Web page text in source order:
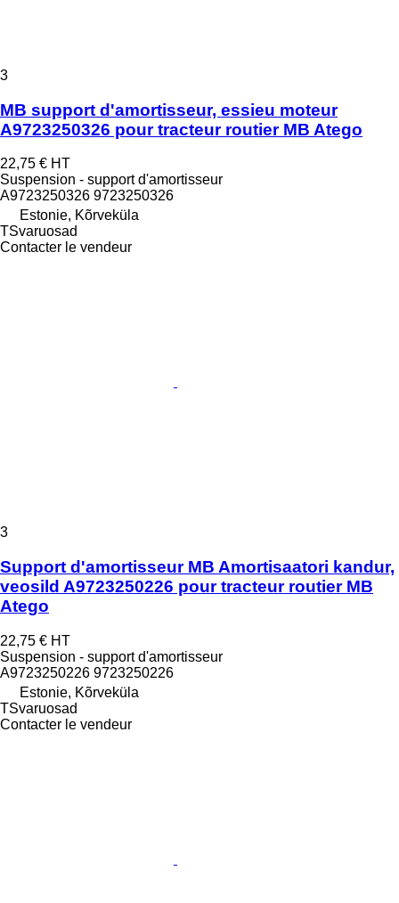
3
MB support d'amortisseur, essieu moteur
A9723250326 pour tracteur routier MB Atego
22,75 € HT
Suspension - support d'amortisseur
A9723250326 9723250326
Estonie, Kõrveküla
TSvaruosad
Contacter le vendeur
3
Support d'amortisseur MB Amortisaatori kandur,
veosild A9723250226 pour tracteur routier MB
Atego
22,75 € HT
Suspension - support d'amortisseur
A9723250226 9723250226
Estonie, Kõrveküla
TSvaruosad
Contacter le vendeur